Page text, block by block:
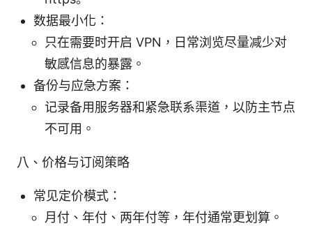
数据最小化：
只在需要时开启 VPN，日常浏览尽量减少对
敏感信息的暴露。
备份与应急方案：
记录备用服务器和紧急联系渠道，以防主节点
不可用。
八、价格与订阅策略
常见定价模式：
月付、年付、两年付等，年付通常更划算。